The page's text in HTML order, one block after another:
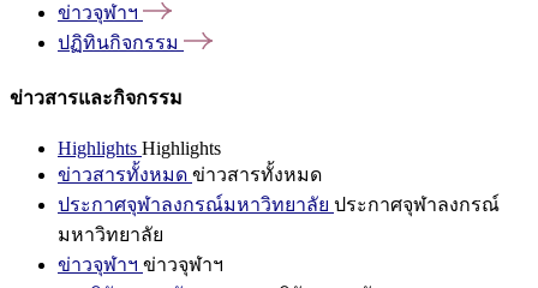
ข่าวจุฬาฯ
ปฏิทินกิจกรรม
ข่าวสารและกิจกรรม
Highlights Highlights
ข่าวสารทั้งหมด ข่าวสารทั้งหมด
ประกาศจุฬาลงกรณ์มหาวิทยาลัย ประกาศจุฬาลงกรณ์
มหาวิทยาลัย
ข่าวจุฬาฯ ข่าวจุฬาฯ